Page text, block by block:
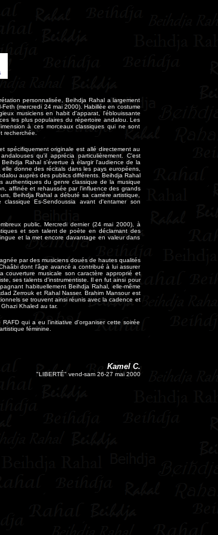
personnalisée, Beihdja Rahal a largement
(mercredi 24 mai 2000). Habillée en costume
musiciens en habit d'apparat, l'éblouissante
les plus populaires du répertoire andalou. Les
à ces morceaux classiques qui ne sont
recherchée.
spécifiquement originale est allé directement au
qu'il apprécia particulièrement. C'est
Rahal s'évertue à élargir l'audience de la
donne des récitals dans les pays européens,
auprès des publics différents. Beihdja Rahal
authentiques du genre classique de la musique
affinée et rehaussée par l'influence des grands
Beihdja Rahal a débuté sa carrière artistique,
Es-Sendoussia avant d'entamer son
public. Mercredi dernier (24 mai 2000), à
et son talent de poète en déclamant des
et la met encore davantage en valeur dans
par des musiciens doués de hautes qualités
dont l'âge avancé a contribué à lui assurer
couverture musicale son caractère approprié et
ses talents d'instrumentiste. Il en fut ainsi pour
habituellement Beihdja Rahal, elle-même
Zerrouk et Rahal Nasser. Brahim Mansour est
se trouvent ainsi réunis avec la cadence et
Khaled au tar.
qui a eu l'initiative d'organiser cette soirée
féminine.
Kamel C.
"LIBERTÉ" vend-sam 26-27 mai 2000